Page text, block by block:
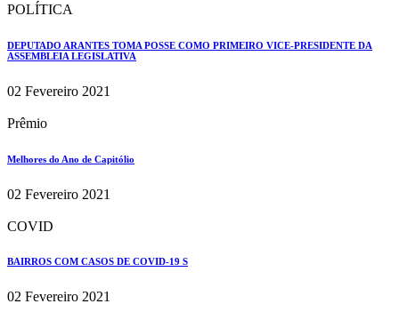
POLÍTICA
DEPUTADO ARANTES TOMA POSSE COMO PRIMEIRO VICE-PRESIDENTE DA
ASSEMBLEIA LEGISLATIVA
02 Fevereiro 2021
Prêmio
Melhores do Ano de Capitólio
02 Fevereiro 2021
COVID
BAIRROS COM CASOS DE COVID-19 S
02 Fevereiro 2021